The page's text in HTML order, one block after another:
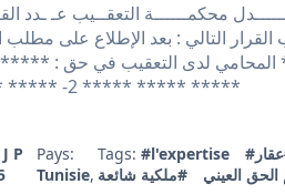
***** ***** ***** 2- ***** ***** ***** . طعنا في
J P
Pays:
Tunisie,
Tags: #l'expertise
العيني #ملكية شائعة